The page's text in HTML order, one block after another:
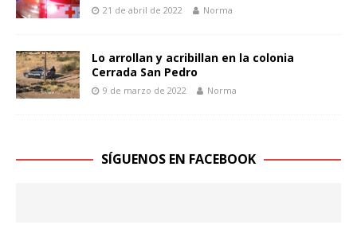
21 de abril de 2022 Norma
Lo arrollan y acribillan en la colonia
Cerrada San Pedro
9 de marzo de 2022 Norma
SÍGUENOS EN FACEBOOK